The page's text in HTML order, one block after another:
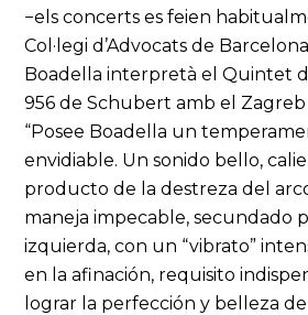
−els concerts es feien
Col·legi d’Advocats de
Boadella interpretà el Quintet
956 de Schubert amb el
“Posee Boadella un
envidiable. Un sonido bello,
producto de la destreza del
maneja impecable, secundado
izquierda, con un “vibrato”
en la afinación, requisito
lograr la perfección y belleza